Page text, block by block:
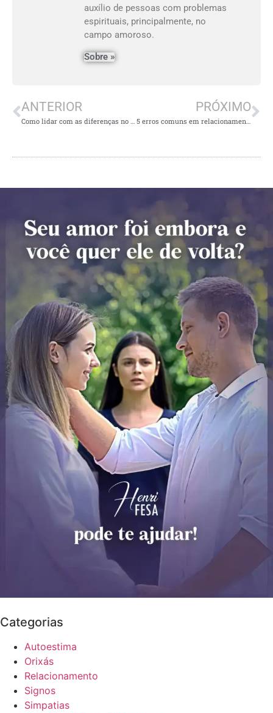
auxílio de pessoas com problemas
espirituais, principalmente, no
campo amoroso.
Sobre »
ANTERIOR
Como lidar com as diferenças no casamento?
PRÓXIMO
5 erros comuns em relacionamentos e como evitá-los
Categorias
Autoestima
Orixás
Relacionamento
Signos
Simpatias